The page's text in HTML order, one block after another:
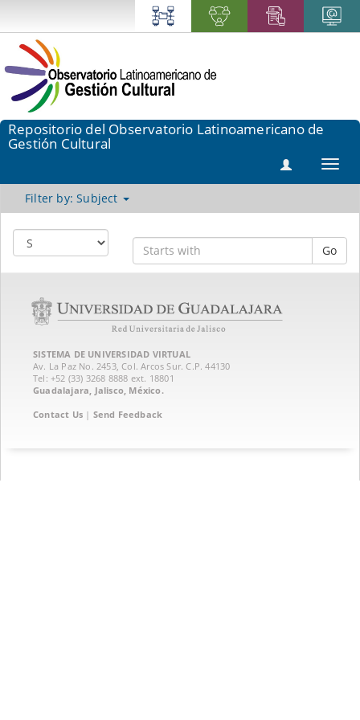
Repositorio del Observatorio Latinoamericano de
Gestión Cultural
Filter by: Subject
Go
SISTEMA DE UNIVERSIDAD VIRTUAL
Av. La Paz No. 2453, Col. Arcos Sur. C.P. 44130
Tel: +52 (33) 3268 8888‏ ext. 18801
Guadalajara, Jalisco, México.
Contact Us | Send Feedback